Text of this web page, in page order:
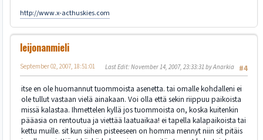
http://www.x-acthuskies.com
leijonanmieli
#4
September 02, 2007, 18:51:01 Last Edit: November 14, 2007, 23:33:31 by Anarkia
itse en ole huomannut tuommoista asenetta. tai omalle kohdalleni ei
ole tullut vastaan vielä ainakaan. Voi olla että sekin riippuu paikoista
missä kalastaa. Ihmettelen kyllä jos tuommoista on, koska kuitenkin
pääasia on rentoutua ja viettää laatuaikaa! ei tapella kalapaikoista tai
kettu muille. sit kun siihen pisteeseen on homma mennyt niin sit pitäis